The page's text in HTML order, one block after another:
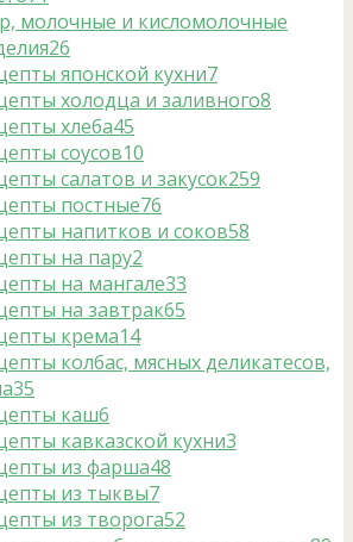
молочные и кисломолочные
26
японской кухни7
холодца и заливного8
хлеба45
соусов10
салатов и закусок259
постные76
напитков и соков58
на пару2
на мангале33
на завтрак65
крема14
колбас, мясных деликатесов,
35
каш6
кавказской кухни3
из фарша48
из тыквы7
из творога52